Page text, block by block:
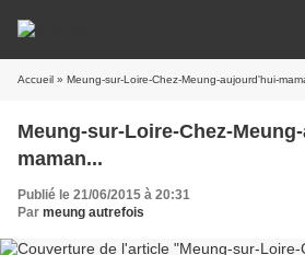
Accueil » Meung-sur-Loire-Chez-Meung-aujourd'hui-
Meung-sur-Loire-Chez-
maman...
Publié le 21/06/2015 à 20:31
Par meung autrefois